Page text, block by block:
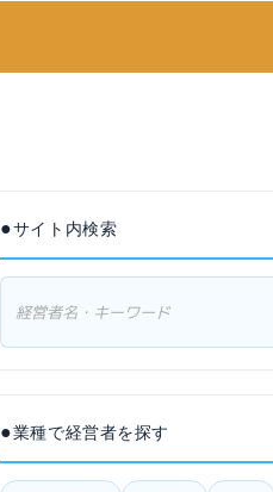
●サイト内検索
●業種で経営者を探す